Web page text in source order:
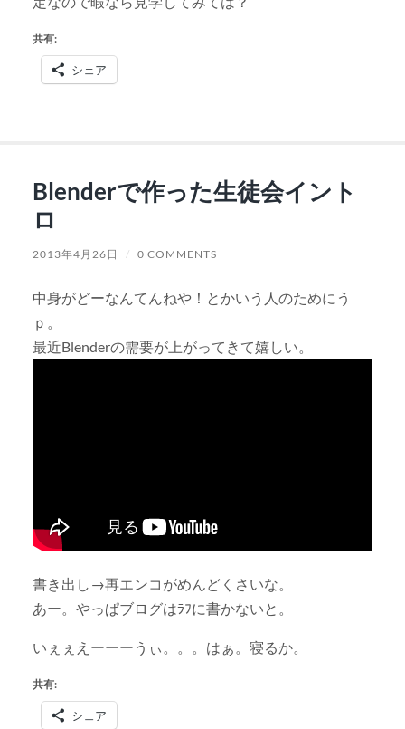
共有:
シェア
Blenderで作った生徒会イント
ロ
2013年4月26日 / 0 COMMENTS
中身がどーなんてんねや！とかいう人のためにう
ｐ。
最近Blenderの需要が上がってきて嬉しい。
書き出し→再エンコがめんどくさいな。
あー。やっぱブログはﾗﾌに書かないと。
いぇぇえーーーうぃ。。。はぁ。寝るか。
共有:
シェア